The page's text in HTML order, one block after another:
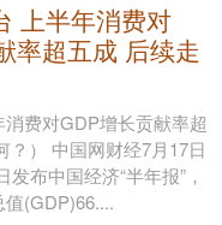
上半年消费对
率超五成 后续走
消费对GDP增长贡献率超
？） 中国网财经7月17日
布中国经济“半年报”，
(GDP)66....